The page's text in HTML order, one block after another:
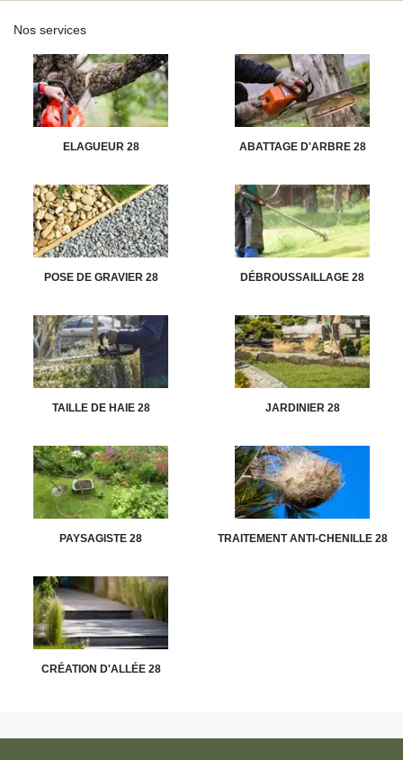
Nos services
ELAGUEUR 28 ABATTAGE D'ARBRE 28
POSE DE GRAVIER 28 DÉBROUSSAILLAGE 28
TAILLE DE HAIE 28 JARDINIER 28
PAYSAGISTE 28 TRAITEMENT ANTI-CHENILLE 28
CRÉATION D'ALLÉE 28